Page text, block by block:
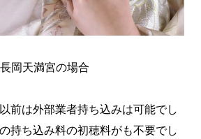
長岡天満宮の場合
前は外部業者持ち込みは可能でし
持ち込み料の初穂料がも不要でし